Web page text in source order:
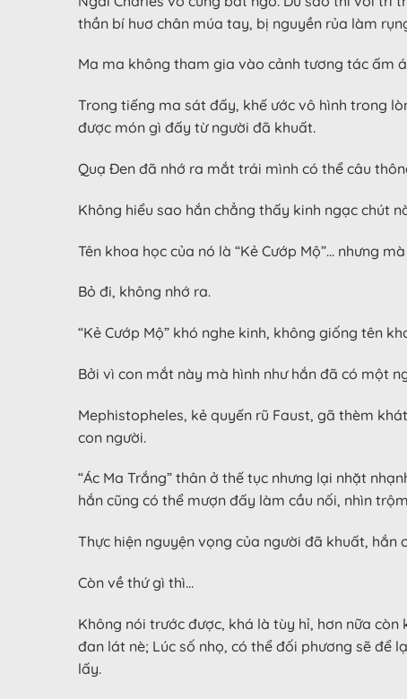
thần bí huơ chân múa tay, bị nguyền rủa làm
Ma ma không tham gia vào cảnh tương tác ấm
Trong tiếng ma sát đấy, khế ước vô hình trong
được món gì đấy từ người đã khuất.
Quạ Đen đã nhớ ra mắt trái mình có thể câu
Không hiểu sao hắn chẳng thấy kinh ngạc chút
Tên khoa học của nó là “Kẻ Cướp Mộ”… nhưng
Bỏ đi, không nhớ ra.
“Kẻ Cướp Mộ” khó nghe kinh, không giống tên
Bởi vì con mắt này mà hình như hắn đã có một
Mephistopheles, kẻ quyến rũ Faust, gã thèm
con người.
“Ác Ma Trắng” thân ở thế tục nhưng lại nhặt
hắn cũng có thể mượn đấy làm cầu nối, nhìn
Thực hiện nguyện vọng của người đã khuất, hắn
Còn về thứ gì thì…
Không nói trước được, khá là tùy hỉ, hơn nữa
đan lát nè; Lúc số nhọ, có thể đối phương sẽ để
lấy.